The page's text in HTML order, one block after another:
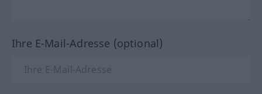
Ihre E-Mail-Adresse (optional)